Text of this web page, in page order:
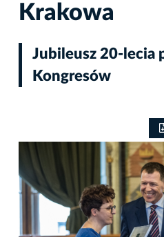
Krakowa
Jubileusz 20-lecia
Kongresów